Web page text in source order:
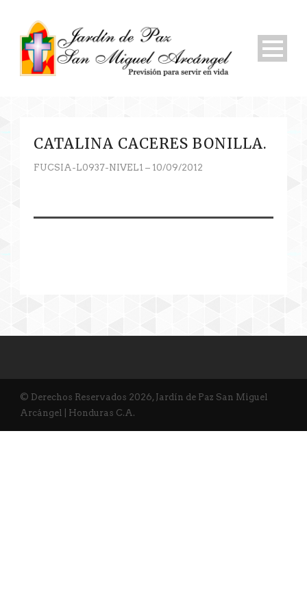
CATALINA CACERES BONILLA.
FUCSIA-L0937-NIVEL1 – 10/09/2012
© Derechos Reservados 2026, Jardín de Paz San Miguel
Arcángel | Honduras C.A.